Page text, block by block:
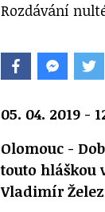
Rozdávání
05. 04. 2019 -
Olomouc -
touto hláškou
Vladimír